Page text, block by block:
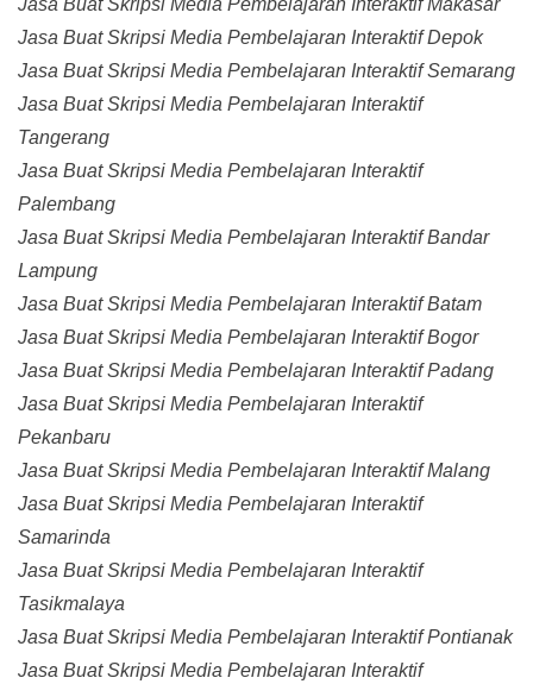
Jasa Buat Skripsi Media Pembelajaran Interaktif Makasar
Jasa Buat Skripsi Media Pembelajaran Interaktif Depok
Jasa Buat Skripsi Media Pembelajaran Interaktif Semarang
Jasa Buat Skripsi Media Pembelajaran Interaktif
Tangerang
Jasa Buat Skripsi Media Pembelajaran Interaktif
Palembang
Jasa Buat Skripsi Media Pembelajaran Interaktif Bandar
Lampung
Jasa Buat Skripsi Media Pembelajaran Interaktif Batam
Jasa Buat Skripsi Media Pembelajaran Interaktif Bogor
Jasa Buat Skripsi Media Pembelajaran Interaktif Padang
Jasa Buat Skripsi Media Pembelajaran Interaktif
Pekanbaru
Jasa Buat Skripsi Media Pembelajaran Interaktif Malang
Jasa Buat Skripsi Media Pembelajaran Interaktif
Samarinda
Jasa Buat Skripsi Media Pembelajaran Interaktif
Tasikmalaya
Jasa Buat Skripsi Media Pembelajaran Interaktif Pontianak
Jasa Buat Skripsi Media Pembelajaran Interaktif